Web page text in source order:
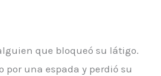
que bloqueó su látigo.
por una espada y perdió su